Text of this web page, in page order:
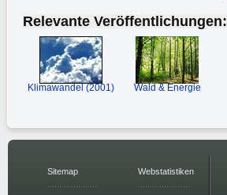
Relevante Veröffentlichungen:
Klimawandel (2001) Wald & Energie
Sitemap Webstatistiken